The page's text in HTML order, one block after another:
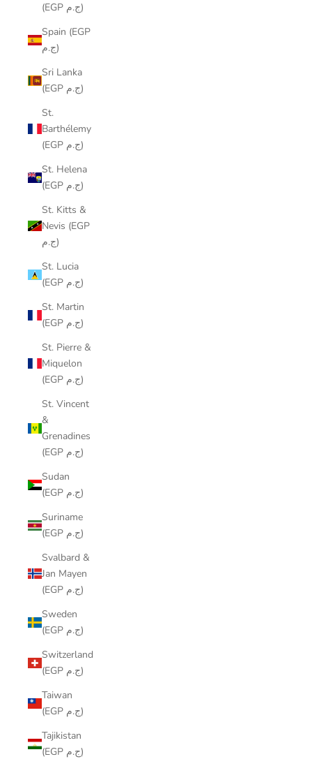
(EGP ج.م)
Spain (EGP
ج.م)
Sri Lanka
(EGP ج.م)
St.
Barthélemy
(EGP ج.م)
St. Helena
(EGP ج.م)
St. Kitts &
Nevis (EGP
ج.م)
St. Lucia
(EGP ج.م)
St. Martin
(EGP ج.م)
St. Pierre &
Miquelon
(EGP ج.م)
St. Vincent
&
Grenadines
(EGP ج.م)
Sudan
(EGP ج.م)
Suriname
(EGP ج.م)
Svalbard &
Jan Mayen
(EGP ج.م)
Sweden
(EGP ج.م)
Switzerland
(EGP ج.م)
Taiwan
(EGP ج.م)
Tajikistan
(EGP ج.م)